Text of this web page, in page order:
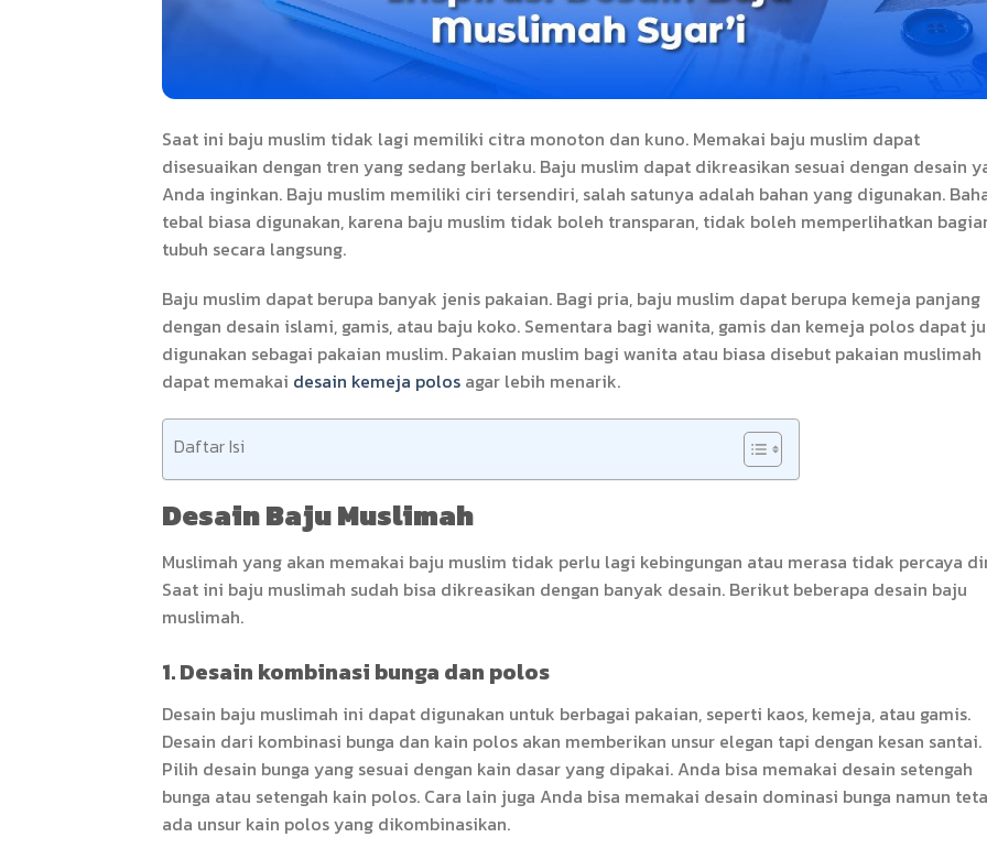
Saat ini baju muslim tidak lagi memiliki citra monoton dan kuno. Memakai baju muslim dapat
disesuaikan dengan tren yang sedang berlaku. Baju muslim dapat dikreasikan sesuai dengan desain
Anda inginkan. Baju muslim memiliki ciri tersendiri, salah satunya adalah bahan yang digunakan.
tebal biasa digunakan, karena baju muslim tidak boleh transparan, tidak boleh memperlihatkan
tubuh secara langsung.
Baju muslim dapat berupa banyak jenis pakaian. Bagi pria, baju muslim dapat berupa kemeja panjang
dengan desain islami, gamis, atau baju koko. Sementara bagi wanita, gamis dan kemeja polos dapat
digunakan sebagai pakaian muslim. Pakaian muslim bagi wanita atau biasa disebut pakaian muslimah
dapat memakai desain kemeja polos agar lebih menarik.
Daftar Isi
Desain Baju Muslimah
Muslimah yang akan memakai baju muslim tidak perlu lagi kebingungan atau merasa tidak percaya
Saat ini baju muslimah sudah bisa dikreasikan dengan banyak desain. Berikut beberapa desain baju
muslimah.
1. Desain kombinasi bunga dan polos
Desain baju muslimah ini dapat digunakan untuk berbagai pakaian, seperti kaos, kemeja, atau gamis.
Desain dari kombinasi bunga dan kain polos akan memberikan unsur elegan tapi dengan kesan santai.
Pilih desain bunga yang sesuai dengan kain dasar yang dipakai. Anda bisa memakai desain setengah
bunga atau setengah kain polos. Cara lain juga Anda bisa memakai desain dominasi bunga namun
ada unsur kain polos yang dikombinasikan.